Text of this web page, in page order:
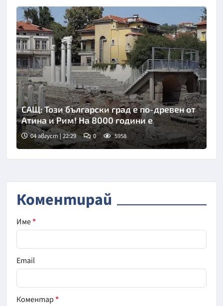
САЩ: Този български град е по-древен от
Атина и Рим! На 8000 години е
04 август | 22:29 0 5958
Коментирай
Име*
Email
Коментар*